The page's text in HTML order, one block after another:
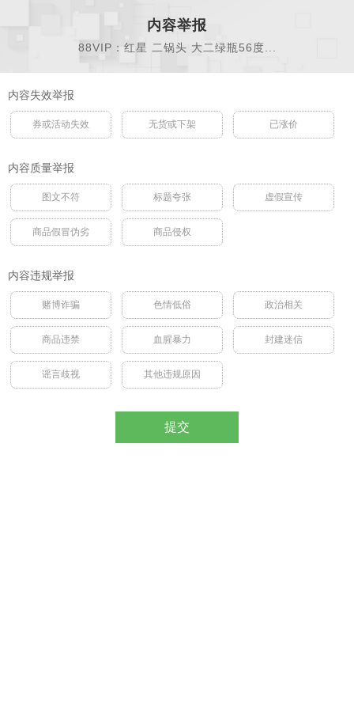
内容举报
88VIP：红星 二锅头 大二绿瓶56度...
内容失效举报
券或活动失效 无货或下架 已涨价
内容质量举报
图文不符 标题夸张 虚假宣传
商品假冒伪劣 商品侵权
内容违规举报
赌博诈骗 色情低俗 政治相关
商品违禁 血腥暴力 封建迷信
谣言歧视 其他违规原因
提交